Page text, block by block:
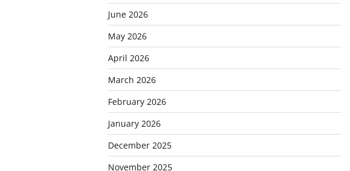
June 2026
May 2026
April 2026
March 2026
February 2026
January 2026
December 2025
November 2025